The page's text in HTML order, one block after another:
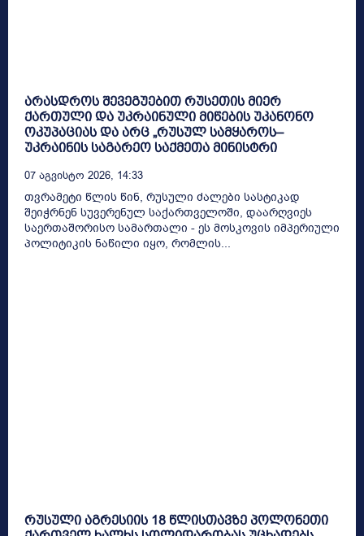
არასდროს შევეგუებით რუსეთის მიერ
ქართული და უკრაინული მიწების უკანონო
ოკუპაციას და არც „რუსულ სამყაროს–
უკრაინის საგარეო საქმეთა მინისტრი
07 Აგვისტო 2026, 14:33
თვრამეტი წლის წინ, რუსული ძალები სასტიკად
შეიჭრნენ სუვერენულ საქართველოში, დაარღვიეს
საერთაშორისო სამართალი - ეს მოსკოვის იმპერიული
პოლიტიკის ნაწილი იყო, რომლის...
რუსული აგრესიის 18 წლისთავზე პოლონეთი